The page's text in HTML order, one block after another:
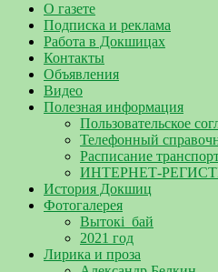
О газете
Подписка и реклама
Работа в Докшицах
Контакты
Объявления
Видео
Полезная информация
Пользовательское
Телефонный
Расписание
ИНТЕРНЕТ-
История Докшиц
Фотогалерея
Вытокі_бай
2021 год
Лирика и проза